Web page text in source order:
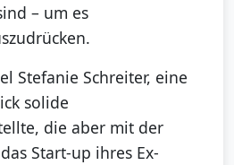
– um es
Stefanie Schreiter, eine
solide
die aber mit der
Start-up ihres Ex-